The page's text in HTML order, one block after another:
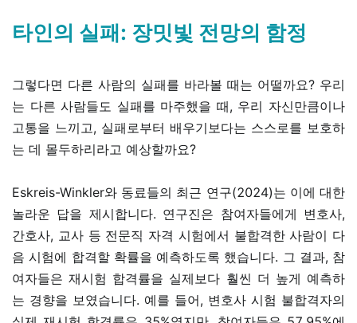
타인의 실패: 장밋빛 전망의 함정
그렇다면 다른 사람의 실패를 바라볼 때는 어떨까요? 우리
는 다른 사람들도 실패를 마주했을 때, 우리 자신만큼이나
고통을 느끼고, 실패로부터 배우기보다는 스스로를 보호하
는 데 몰두하리라고 예상할까요?
Eskreis-Winkler와 동료들의 최근 연구(2024)는 이에 대한
놀라운 답을 제시합니다. 연구진은 참여자들에게 변호사,
간호사, 교사 등 전문직 자격 시험에서 불합격한 사람이 다
음 시험에 합격할 확률을 예측하도록 했습니다. 그 결과, 참
여자들은 재시험 합격률을 실제보다 훨씬 더 높게 예측하
는 경향을 보였습니다. 예를 들어, 변호사 시험 불합격자의